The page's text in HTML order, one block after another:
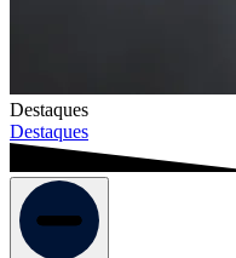
Destaques
Destaques